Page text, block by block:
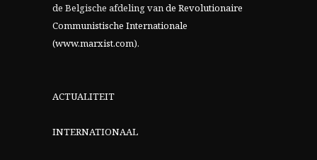
de Belgische afdeling vande Revolutionaire
Communistische Internationale
(www.marxist.com).
ACTUALITEIT
INTERNATIONAAL